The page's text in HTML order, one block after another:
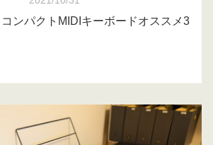
コンパクトMIDIキーボードオススメ3